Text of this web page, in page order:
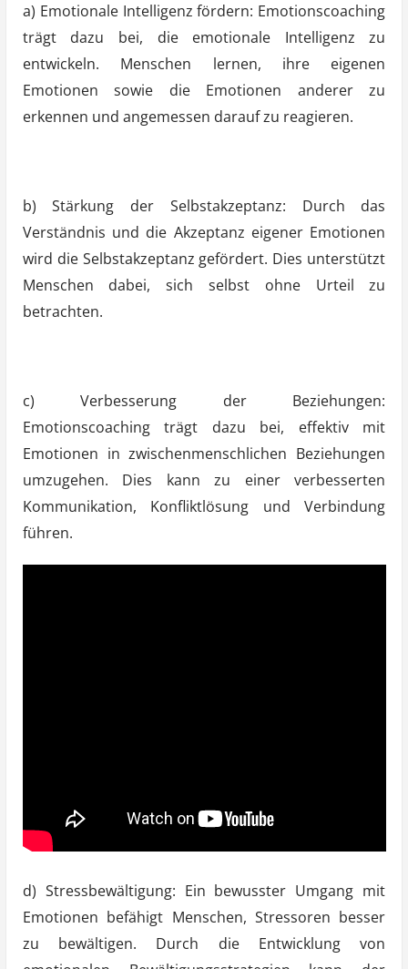
a) Emotionale Intelligenz fördern: Emotionscoaching
trägt dazu bei, die emotionale Intelligenz zu
entwickeln. Menschen lernen, ihre eigenen
Emotionen sowie die Emotionen anderer zu
erkennen und angemessen darauf zu reagieren.
b) Stärkung der Selbstakzeptanz: Durch das
Verständnis und die Akzeptanz eigener Emotionen
wird die Selbstakzeptanz gefördert. Dies unterstützt
Menschen dabei, sich selbst ohne Urteil zu
betrachten.
c) Verbesserung der Beziehungen:
Emotionscoaching trägt dazu bei, effektiv mit
Emotionen in zwischenmenschlichen Beziehungen
umzugehen. Dies kann zu einer verbesserten
Kommunikation, Konfliktlösung und Verbindung
führen.
d) Stressbewältigung: Ein bewusster Umgang mit
Emotionen befähigt Menschen, Stressoren besser
zu bewältigen. Durch die Entwicklung von